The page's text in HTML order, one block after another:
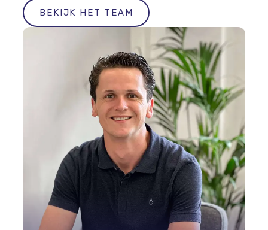
BEKIJK HET TEAM